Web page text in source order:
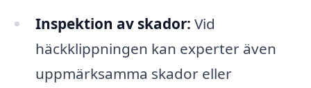
Inspektion av skador: Vid
häckklippningen kan experter även
uppmärksamma skador eller